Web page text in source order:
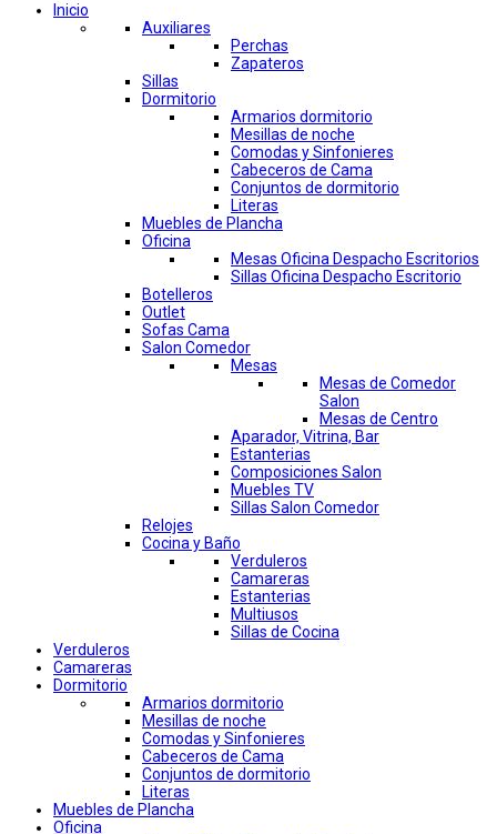
Inicio
Auxiliares
Perchas
Zapateros
Sillas
Dormitorio
Armarios dormitorio
Mesillas de noche
Comodas y Sinfonieres
Cabeceros de Cama
Conjuntos de dormitorio
Literas
Muebles de Plancha
Oficina
Mesas Oficina Despacho Escritorios
Sillas Oficina Despacho Escritorio
Botelleros
Outlet
Sofas Cama
Salon Comedor
Mesas
Mesas de Comedor
Salon
Mesas de Centro
Aparador, Vitrina, Bar
Estanterias
Composiciones Salon
Muebles TV
Sillas Salon Comedor
Relojes
Cocina y Baño
Verduleros
Camareras
Estanterias
Multiusos
Sillas de Cocina
Verduleros
Camareras
Dormitorio
Armarios dormitorio
Mesillas de noche
Comodas y Sinfonieres
Cabeceros de Cama
Conjuntos de dormitorio
Literas
Muebles de Plancha
Oficina